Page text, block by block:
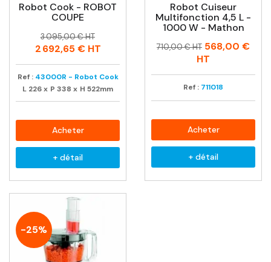
Robot Cook - ROBOT
COUPE
Prix
Prix
habituel
3 095,00 € HT
2 692,65 €HT
Ref : 43000R - Robot Cook
L 226x P 338 x H 522mm
Acheter
+ détail
Robot Cuiseur
Multifonction 4,5 L -
1000 W - Mathon
Prix
Prix
710,00 € HT 568,00 €
HT
Ref : 711018
Acheter
+ détail
-25%